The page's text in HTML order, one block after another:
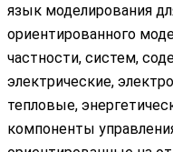
язык моделирования
ориентированного
частности, систем,
электрические,
тепловые,
компоненты